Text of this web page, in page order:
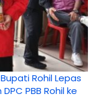
Bupati Rohil Lepas
PBB Rohil ke